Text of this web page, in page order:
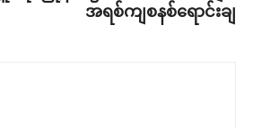
အရစ်ကျစနစ်ရောင်းချ